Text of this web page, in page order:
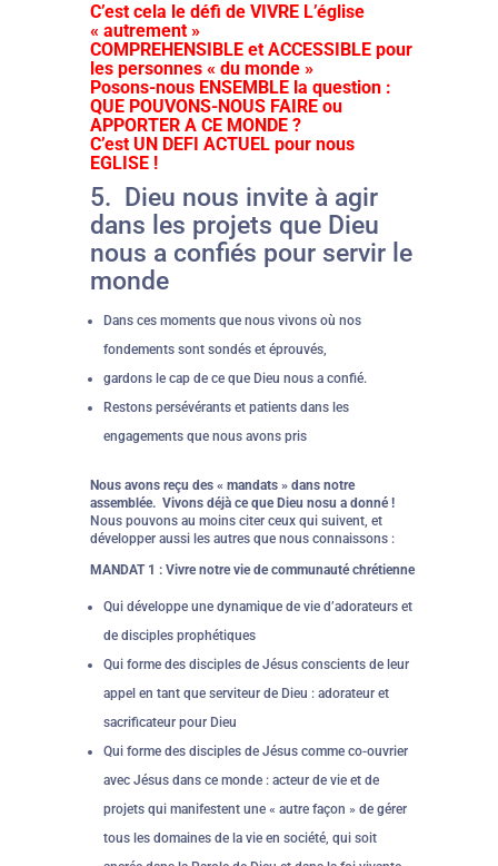
C’est cela le défi de VIVRE L’église
« autrement »
COMPREHENSIBLE et ACCESSIBLE pour
les personnes « du monde »
Posons-nous ENSEMBLE la question :
QUE POUVONS-NOUS FAIRE ou
APPORTER A CE MONDE ?
C’est UN DEFI ACTUEL pour nous
EGLISE !
5. Dieu nous invite à agir
dans les projets que Dieu
nous a confiés pour servir le
monde
Dans ces moments que nous vivons où nos
fondements sont sondés et éprouvés,
gardons le cap de ce que Dieu nous a confié.
Restons persévérants et patients dans les
engagements que nous avons pris
Nous avons reçu des « mandats » dans notre
assemblée. Vivons déjà ce que Dieu nosu a donné !
Nous pouvons au moins citer ceux qui suivent, et
développer aussi les autres que nous connaissons :
MANDAT 1 : Vivre notre vie de communauté chrétienne
Qui développe une dynamique de vie d’adorateurs et
de disciples prophétiques
Qui forme des disciples de Jésus conscients de leur
appel en tant que serviteur de Dieu : adorateur et
sacrificateur pour Dieu
Qui forme des disciples de Jésus comme co-ouvrier
avec Jésus dans ce monde : acteur de vie et de
projets qui manifestent une « autre façon » de gérer
tous les domaines de la vie en société, qui soit